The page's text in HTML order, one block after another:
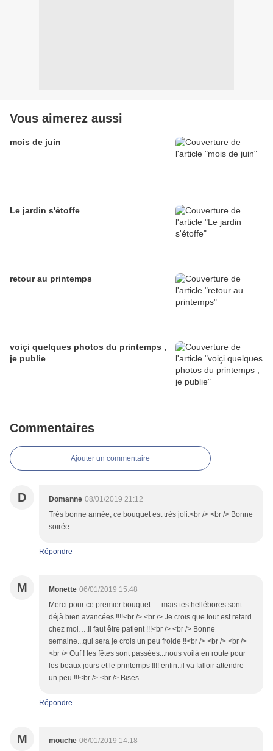
Vous aimerez aussi
mois de juin
Le jardin s'étoffe
retour au printemps
voiçi quelques photos du printemps ,
je publie
Commentaires
Ajouter un commentaire
D Domanne 08/01/2019 21:12
Très bonne année, ce bouquet est très joli.<br /> <br /> Bonne
soirée.
Répondre
M Monette 06/01/2019 15:48
Merci pour ce premier bouquet ….mais tes hellébores sont
déjà bien avancées !!!!<br /> <br /> Je crois que tout est retard
chez moi….Il faut être patient !!!<br /> <br /> Bonne
semaine...qui sera je crois un peu froide !!<br /> <br /> <br />
<br /> Ouf ! les fêtes sont passées...nous voilà en route pour
les beaux jours et le printemps !!!! enfin..il va falloir attendre
un peu !!!<br /> <br /> Bises
Répondre
M mouche 06/01/2019 14:18